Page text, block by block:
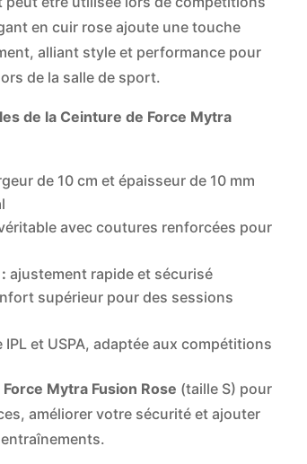
en cuir rose ajoute une touche
alliant style et performance pour
de la salle de sport.
de la Ceinture de Force Mytra
de 10 cm et épaisseur de 10 mm
avec coutures renforcées pour
ajustement rapide et sécurisé
supérieur pour des sessions
et USPA, adaptée aux compétitions
Mytra Fusion Rose (taille S) pour
améliorer votre sécurité et ajouter